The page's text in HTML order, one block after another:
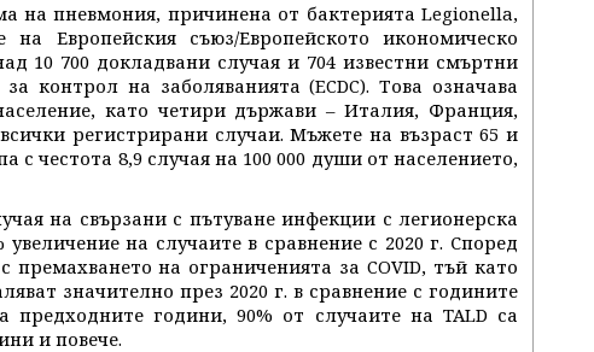
на пневмония, причинена от бактерията Legionella,
Европейския съюз/Европейското икономическо
10 700 докладвани случая и 704 известни смъртни
контрол на заболяванията (ECDC). Това означава
като четири държави – Италия, Франция,
регистрирани случаи. Мъжете на възраст 65 и
с честота 8,9 случая на 100 000 души от населението,
на свързани с пътуване инфекции с легионерска
увеличение на случаите в сравнение с 2020 г. Според
премахването на ограниченията за COVID, тъй като
значително през 2020 г. в сравнение с годините
предходните години, 90% от случаите на TALD са
и повече.